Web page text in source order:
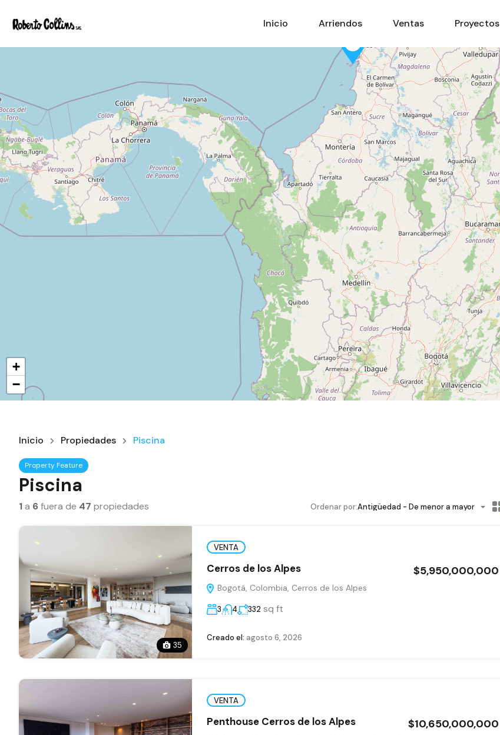
Inicio Arriendos Ventas Proyectos
46
+
−
Inicio Propiedades Piscina
Property Feature
Piscina
1a 6fuera de 47 propiedades Ordenar por:Antigüedad - De menor a mayor
35
VENTA
Cerros de los Alpes
Bogotá, Colombia, Cerros de los Alpes
$5,950,000,000
3 4 332 sq ft
Creado el: agosto 6, 2026
VENTA
Penthouse Cerros de los Alpes $10,650,000,000